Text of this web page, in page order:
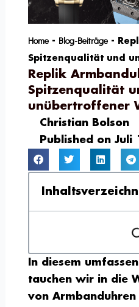
Home - Blog-Beiträge -
Spitzenqualität und
Replik
Spitzenqualität
unübertroffener
Christian Bolson
Published on Juli
In diesem
tauchen wir in die
von